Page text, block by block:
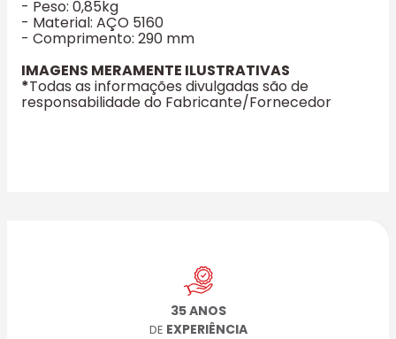
- Peso: 0,85kg
- Material: AÇO 5160
- Comprimento: 290 mm
IMAGENS MERAMENTE ILUSTRATIVAS
*Todas as informações divulgadas são de
responsabilidade do Fabricante/Fornecedor
35 ANOS
DE EXPERIÊNCIA